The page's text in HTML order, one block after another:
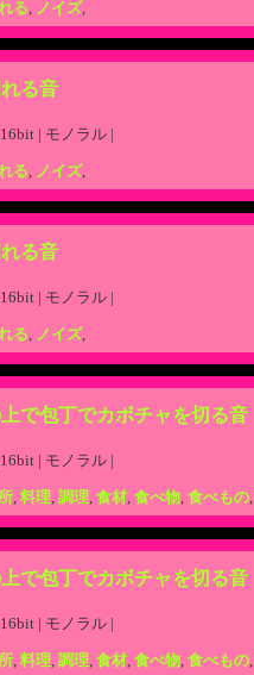
る, ノイズ,
る音
| モノラル |
る, ノイズ,
る音
| モノラル |
る, ノイズ,
で包丁でカボチャを切る音
| モノラル |
, 料理, 調理, 食材, 食べ物, 食べもの,
で包丁でカボチャを切る音
| モノラル |
, 料理, 調理, 食材, 食べ物, 食べもの,